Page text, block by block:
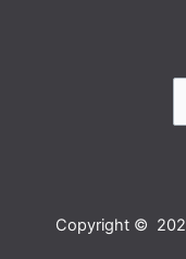
Copyright ©